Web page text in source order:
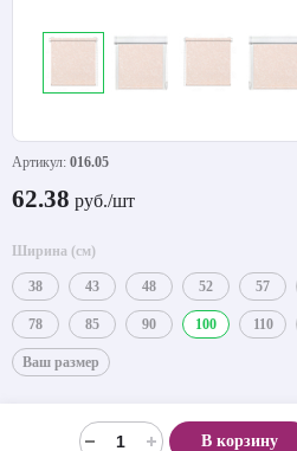
Артикул: 016.05
62.38 руб./шт
Ширина (см)
38 43 48 52 57
78 85 90 100 110
Ваш размер
В корзину